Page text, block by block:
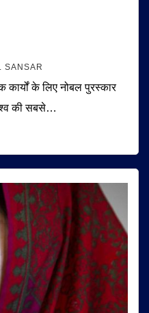
SANSAR
के लिए नोबल पुरस्कार
की सबसे…